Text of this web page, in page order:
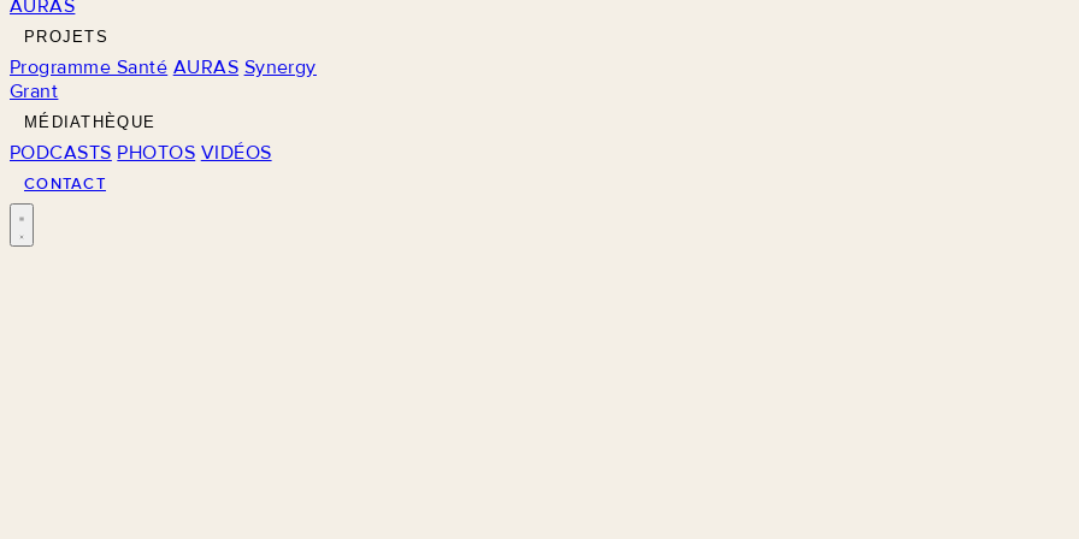
AURAS
PROJETS
Programme Santé AURAS Synergy
Grant
MÉDIATHÈQUE
PODCASTS PHOTOS VIDÉOS
CONTACT